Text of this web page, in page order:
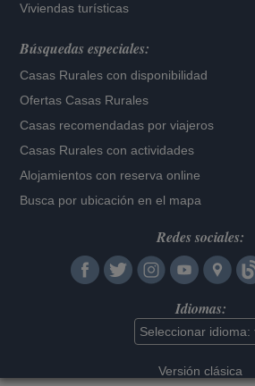
Viviendas turísticas
Búsquedas especiales:
Casas Rurales con disponibilidad
Ofertas Casas Rurales
Casas recomendadas por viajeros
Casas Rurales con actividades
Alojamientos con reserva online
Busca por ubicación en el mapa
Redes sociales:
Idiomas:
Versión clásica